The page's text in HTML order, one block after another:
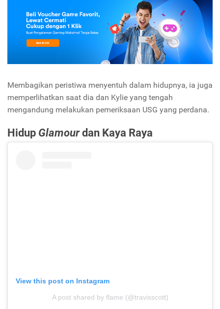
Membagikan peristiwa menyentuh dalam hidupnya, ia juga
memperlihatkan saat dia dan Kylie yang tengah
mengandung melakukan pemeriksaan USG yang perdana.
Hidup Glamourdan Kaya Raya
View this post on Instagram
A post shared by flame (@travisscott)